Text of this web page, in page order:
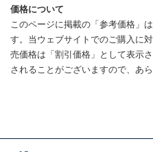
価格について
このページに掲載の「参考価格」
す。当ウェブサイトでのご購入に
売価格は「割引価格」として表示
されることがございますので、あ